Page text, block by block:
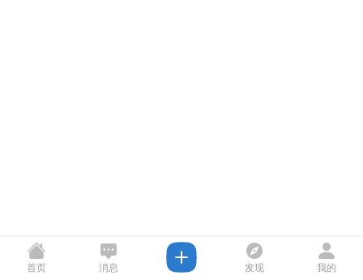
首页 消息 发现 我的